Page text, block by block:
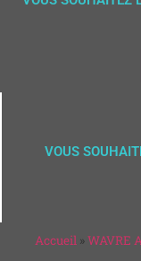
VOUS
Accueil»WAVRE